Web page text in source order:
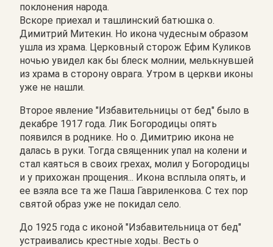
поклонения народа.
Вскоре приехал и ташлинский батюшка о.
Димитрий Митекин. Но икона чудесным образом
ушла из храма. Церковный сторож Ефим Куликов
ночью увидел как бы блеск молнии, мелькнувшей
из храма в сторону оврага. Утром в церкви иконы
уже не нашли.
Второе явление "Избавительницы от бед" было в
декабре 1917 года. Лик Богородицы опять
появился в роднике. Но о. Димитрию икона не
далась в руки. Тогда священник упал на колени и
стал каяться в своих грехах, молил у Богородицы
и у прихожан прощения... Икона всплыла опять, и
ее взяла все та же Паша Гавриленкова. С тех пор
святой образ уже не покидал село.
До 1925 года с иконой "Избавительница от бед"
устраивались крестные ходы. Весть о